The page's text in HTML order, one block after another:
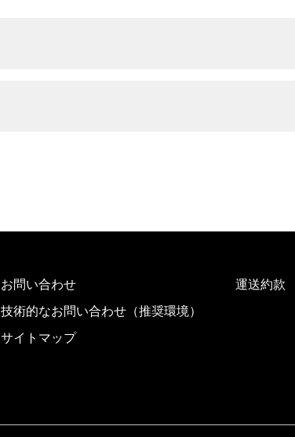
お問い合わせ
技術的なお問い合わせ（推奨環境）
サイトマップ
運送約款